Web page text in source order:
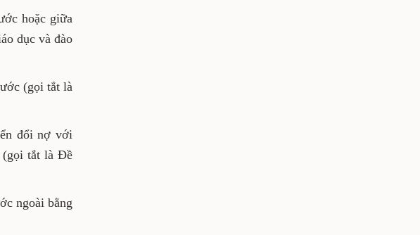
các nước
tác trong
sách nhà
chuyển
Việt Nam
Nam ở